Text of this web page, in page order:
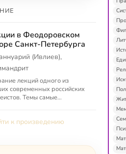
в Феодоровском
Санкт-Петербурга
(Ивлиев),
лекций одного из
современных российских
Темы самые
к произведению